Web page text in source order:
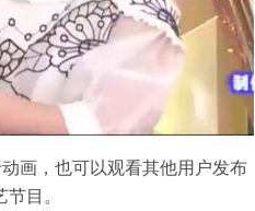
画，也可以观看其他用户发布
目。